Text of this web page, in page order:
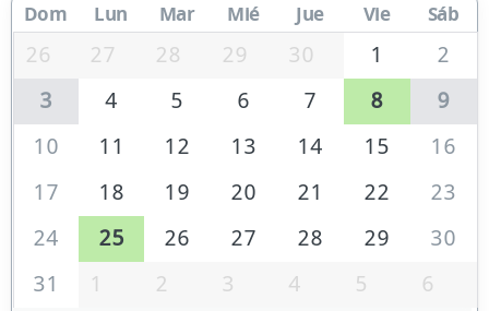
Dom Lun Mar Mié Jue Vie Sáb
26 27 28 29 30 1
2
3
4 5 6 7 8
9
10
11 12 13 14 15
16
17
18 19 20 21 22
23
24
25 26 27 28 29
30
31
1 2 3 4 5 6